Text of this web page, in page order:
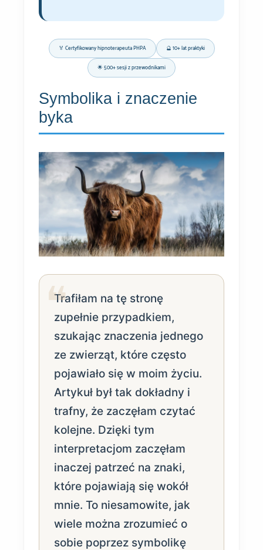
🏅 Certyfikowany hipnoterapeuta PHPA 🔮 10+ lat praktyki
🌟 500+ sesji z przewodnikami
Symbolika i znaczenie
byka
Trafiłam na tę stronę
zupełnie przypadkiem,
szukając znaczenia jednego
ze zwierząt, które często
pojawiało się w moim życiu.
Artykuł był tak dokładny i
trafny, że zaczęłam czytać
kolejne. Dzięki tym
interpretacjom zaczęłam
inaczej patrzeć na znaki,
które pojawiają się wokół
mnie. To niesamowite, jak
wiele można zrozumieć o
sobie poprzez symbolikę